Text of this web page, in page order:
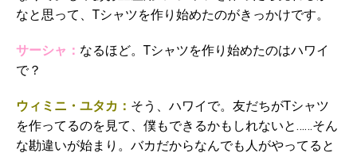
なと思って、Tシャツを作り始めたのがきっかけです。
サーシャ： なるほど。Tシャツを作り始めたのはハワイ
で？
ウィミニ・ユタカ： そう、ハワイで。友だちがTシャツ
を作ってるのを見て、僕もできるかもしれないと……そん
な勘違いが始まり。バカだからなんでも人がやってると